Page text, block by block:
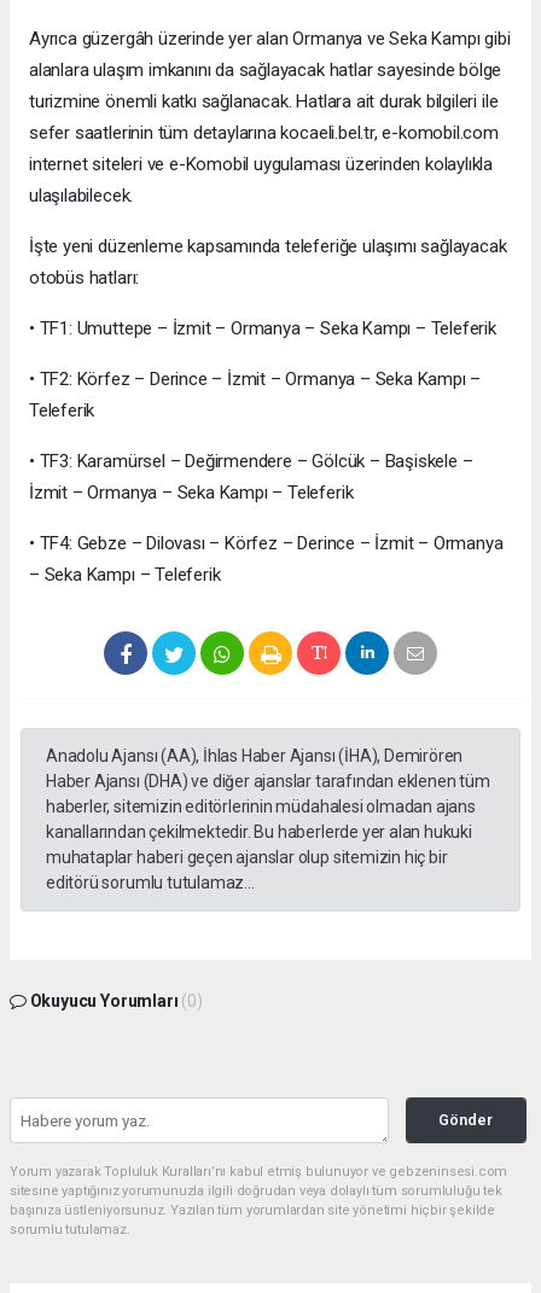
Ayrıca güzergâh üzerinde yer alan Ormanya ve Seka Kampı gibi
alanlara ulaşım imkanını da sağlayacak hatlar sayesinde bölge
turizmine önemli katkı sağlanacak. Hatlara ait durak bilgileri ile
sefer saatlerinin tüm detaylarına kocaeli.bel.tr, e-komobil.com
internet siteleri ve e-Komobil uygulaması üzerinden kolaylıkla
ulaşılabilecek.
İşte yeni düzenleme kapsamında teleferiğe ulaşımı sağlayacak
otobüs hatları:
• TF1: Umuttepe – İzmit – Ormanya – Seka Kampı – Teleferik
• TF2: Körfez – Derince – İzmit – Ormanya – Seka Kampı –
Teleferik
• TF3: Karamürsel – Değirmendere – Gölcük – Başiskele –
İzmit – Ormanya – Seka Kampı – Teleferik
• TF4: Gebze – Dilovası – Körfez – Derince – İzmit – Ormanya
– Seka Kampı – Teleferik
Anadolu Ajansı (AA), İhlas Haber Ajansı (İHA), Demirören
Haber Ajansı (DHA) ve diğer ajanslar tarafından eklenen tüm
haberler, sitemizin editörlerinin müdahalesi olmadan ajans
kanallarından çekilmektedir. Bu haberlerde yer alan hukuki
muhataplar haberi geçen ajanslar olup sitemizin hiç bir
editörü sorumlu tutulamaz...
Okuyucu Yorumları (0)
Gönder
Yorum yazarak Topluluk Kuralları’nı kabul etmiş bulunuyor ve gebzeninsesi.com
sitesine yaptığınız yorumunuzla ilgili doğrudan veya dolaylı tüm sorumluluğu tek
başınıza üstleniyorsunuz. Yazılan tüm yorumlardan site yönetimi hiçbir şekilde
sorumlu tutulamaz.